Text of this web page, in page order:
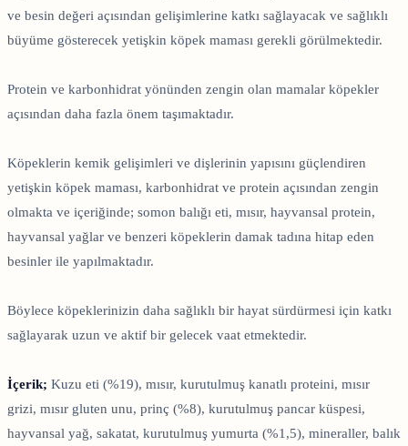
ve besin değeri açısından gelişimlerine katkı sağlayacak ve sağlıklı
büyüme gösterecek yetişkin köpek maması gerekli görülmektedir.
Protein ve karbonhidrat yönünden zengin olan mamalar köpekler
açısından daha fazla önem taşımaktadır.
Köpeklerin kemik gelişimleri ve dişlerinin yapısını güçlendiren
yetişkin köpek maması, karbonhidrat ve protein açısından zengin
olmakta ve içeriğinde; somon balığı eti, mısır, hayvansal protein,
hayvansal yağlar ve benzeri köpeklerin damak tadına hitap eden
besinler ile yapılmaktadır.
Böylece köpeklerinizin daha sağlıklı bir hayat sürdürmesi için katkı
sağlayarak uzun ve aktif bir gelecek vaat etmektedir.
İçerik; Kuzu eti (%19), mısır, kurutulmuş kanatlı proteini, mısır
grizi, mısır gluten unu, prinç (%8), kurutulmuş pancar küspesi,
hayvansal yağ, sakatat, kurutulmuş yumurta (%1,5), mineraller, balık